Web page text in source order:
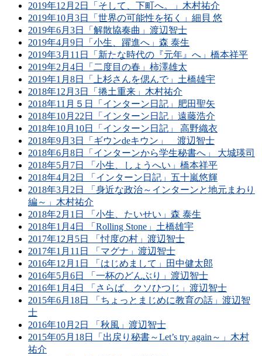
2019年12月2日「そして、下町へ。」木村祐介
2019年10月3日「世界の可能性を拓く」細貝 悠
2019年6月3日「解散協奏曲」渡辺智士
2019年4月9日「小生、躍進へ」森 泰生
2019年3月11日「新たな時代の『元年』へ」橋本祥平
2019年2月4日「二度目の春」柿澤雄太
2019年1月8日「上杉さんを偲んで」土橋雄宇
2018年12月3日「捲土重来」木村祐介
2018年11月５日「インターン日記」肥田聖矢
2018年10月22日「インターン日記」遠藤浩介
2018年10月10日「インターン日記」 高野織衣
2018年9月3日「ギウンdeキウン」 渡辺智士
2018年6月8日「インターンから学生秘書へ」 大城瑛司
2018年5月7日 「小生、しょうへい」橋本祥平
2018年4月2日 「インターン日記」五十嵐悠輝
2018年3月2日 「身近な政治～インターンと地元まわり
編～」木村祐介
2018年2月1日 「小生、たいせい」森 泰生
2018年1月4日 「Rolling Stone」土橋雄宇
2017年12月5日 「忖度の村」渡辺智士
2017年1月11日 「マグナ」渡辺智士
2016年12月1日 「はじめまして」田中健太郎
2016年5月6日 「一杯のどんぶり」渡辺智士
2016年1月4日 「さらば、クソひつじ」渡辺智士
2015年6月18日 「ちょっとまじめに教育の話」渡辺智
士
2016年10月2日 「秋風」渡辺智士
2015年05月18日「出戻り秘書～Let’s try again～」木村
祐介